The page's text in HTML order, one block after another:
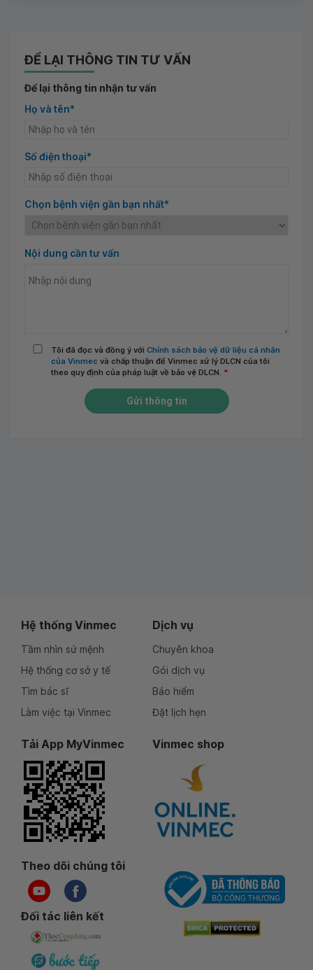
ĐỂ LẠI THÔNG TIN TƯ VẤN
Để lại thông tin nhận tư vấn
Họ và tên*
Số điện thoại*
Chọn bệnh viện gần bạn nhất*
Nội dung cần tư vấn
Tôi đã đọc và đồng ý với Chính sách bảo vệ dữ liệu cá nhân
của Vinmec và chấp thuận để Vinmec xử lý DLCN của tôi
theo quy định của pháp luật về bảo vệ DLCN. *
Gửi thông tin
Hệ thống Vinmec
Tầm nhìn sứ mệnh
Hệ thống cơ sở y tế
Tìm bác sĩ
Làm việc tại Vinmec
Dịch vụ
Chuyên khoa
Gói dịch vụ
Bảo hiểm
Đặt lịch hẹn
Tải App MyVinmec Vinmec shop
Theo dõi chúng tôi
Đối tác liên kết